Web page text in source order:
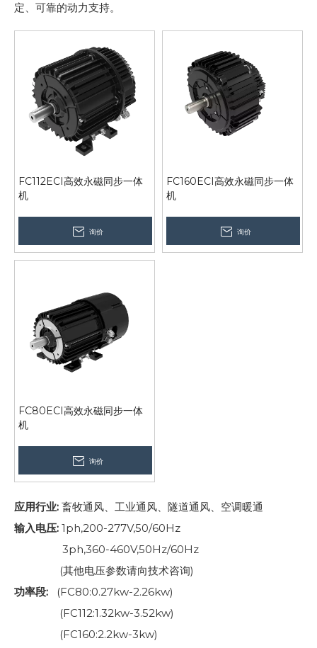
定、可靠的动力支持。
FC112ECI高效永磁同步一体
机
询价
FC160ECI高效永磁同步一体
机
询价
FC80ECI高效永磁同步一体
机
询价
应用行业: 畜牧通风、工业通风、隧道通风、空调暖通
输入电压: 1ph,200-277V,50/60Hz
3ph,360-460V,50Hz/60Hz
(其他电压参数请向技术咨询)
功率段:
(FC80:0.27kw-2.26kw)
(FC112:1.32kw-3.52kw)
(FC160:2.2kw-3kw)